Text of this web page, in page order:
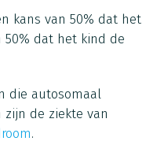
kans van 50% dat het
50% dat het kind de
die autosomaal
de ziekte van
.